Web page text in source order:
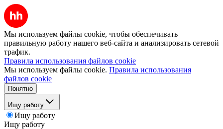
Мы используем файлы cookie, чтобы обеспечивать
правильную работу нашего веб-сайта и анализировать сетевой
трафик.
Правила использования файлов cookie
Мы используем файлы cookie. Правила использования
файлов cookie
Понятно
Ищу работу
Ищу работу
Ищу работу